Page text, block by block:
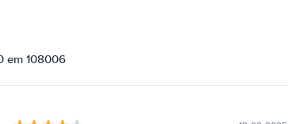
em 108006